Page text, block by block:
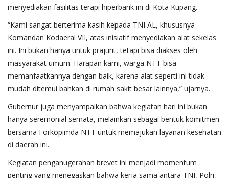
menyediakan fasilitas terapi hiperbarik ini di Kota Kupang.
“Kami sangat berterima kasih kepada TNI AL, khususnya
Komandan Kodaeral VII, atas inisiatif menyediakan alat sekelas
ini. Ini bukan hanya untuk prajurit, tetapi bisa diakses oleh
masyarakat umum. Harapan kami, warga NTT bisa
memanfaatkannya dengan baik, karena alat seperti ini tidak
mudah ditemui bahkan di rumah sakit besar lainnya,” ujarnya.
Gubernur juga menyampaikan bahwa kegiatan hari ini bukan
hanya seremonial semata, melainkan sebagai bentuk komitmen
bersama Forkopimda NTT untuk memajukan layanan kesehatan
di daerah ini.
Kegiatan penganugerahan brevet ini menjadi momentum
penting yang menegaskan bahwa kerja sama antara TNI, Polri,